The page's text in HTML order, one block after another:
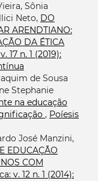
Sônia
Neto, DO
ARENDTIANO:
DA ÉTICA
17 n. 1 (2019):
de Sousa
Stephanie
na educação
, Poíesis
José Manzini,
EDUCAÇÃO
COM
v. 12 n. 1 (2014):